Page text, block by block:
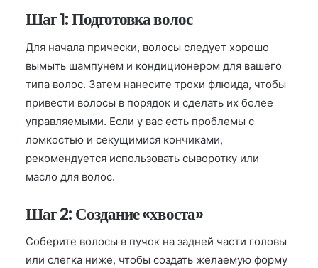
Шаг 1: Подготовка волос
Для начала прически, волосы следует хорошо
вымыть шампунем и кондиционером для вашего
типа волос. Затем нанесите трохи флюида, чтобы
привести волосы в порядок и сделать их более
управляемыми. Если у вас есть проблемы с
ломкостью и секущимися кончиками,
рекомендуется использовать сыворотку или
масло для волос.
Шаг 2: Создание «хвоста»
Соберите волосы в пучок на задней части головы
или слегка ниже, чтобы создать желаемую форму